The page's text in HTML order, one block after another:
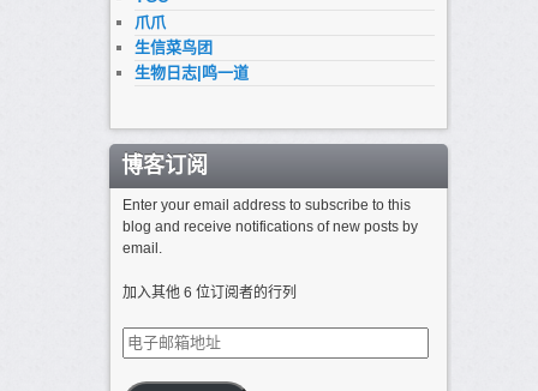
爪爪
生信菜鸟团
生物日志|鸣一道
博客订阅
Enter your email address to subscribe to this
blog and receive notifications of new posts by
email.
加入其他 6 位订阅者的行列
电
子
邮